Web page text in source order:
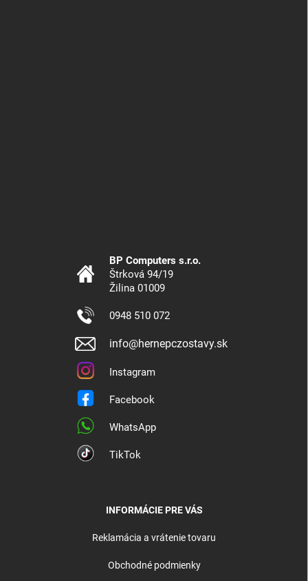
BP Computers s.r.o.
Štrková 94/19
Žilina 01009
0948 510 072
info@hernepczostavy.sk
Instagram
Facebook
WhatsApp
TikTok
INFORMÁCIE PRE VÁS
Reklamácia a vrátenie tovaru
Obchodné podmienky